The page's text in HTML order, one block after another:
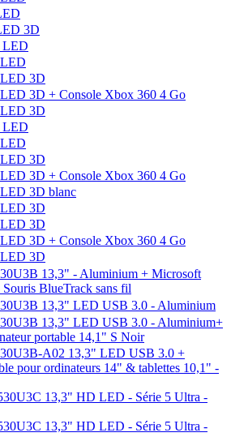
3D
LED
LED 3D
3D + Console Xbox 360 4 Go
LED 3D
LED
LED 3D
3D + Console Xbox 360 4 Go
3D blanc
LED 3D
LED 3D
3D + Console Xbox 360 4 Go
LED 3D
13,3" - Aluminium + Microsoft
BlueTrack sans fil
13,3" LED USB 3.0 - Aluminium
13,3" LED USB 3.0 - Aluminium+
portable 14,1" S Noir
A02 13,3" LED USB 3.0 +
pour ordinateurs 14" & tablettes 10,1" -
13,3" HD LED - Série 5 Ultra -
13,3" HD LED - Série 5 Ultra -